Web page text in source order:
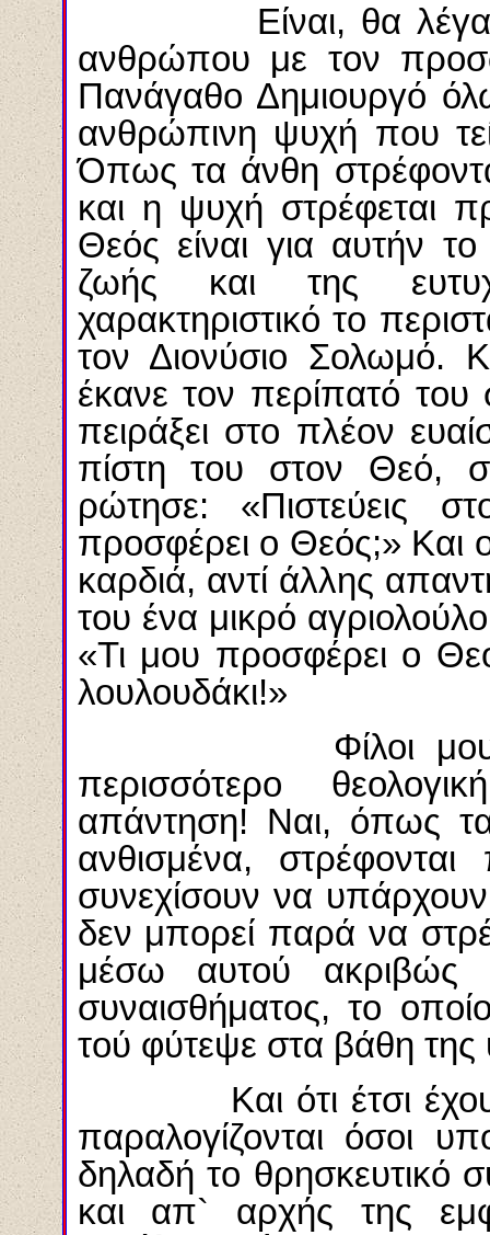
Είναι, θα λέγαμε,
ανθρώπου με τον
Πανάγαθο Δημιουργό
ανθρώπινη ψυχή που
Όπως τα άνθη
και η ψυχή στρέφεται
Θεός είναι για αυτήν
ζωής και της
χαρακτηριστικό το
τον Διονύσιο Σολωμό.
έκανε τον περίπατό
πειράξει στο πλέον
πίστη του στον Θεό,
ρώτησε: «Πιστεύεις
προσφέρει ο Θεός;» Και
καρδιά, αντί άλλης
του ένα μικρό
«Τι μου προσφέρει ο
λουλουδάκι!»
Φίλοι μου, δεν
περισσότερο
απάντηση! Ναι, όπως
ανθισμένα,
συνεχίσουν να
δεν μπορεί παρά να
μέσω αυτού ακριβώς
συναισθήματος, το
τού φύτεψε στα βάθη
Και ότι έτσι έχουν
παραλογίζονται όσοι
δηλαδή το θρησκευτικό
και απ` αρχής της